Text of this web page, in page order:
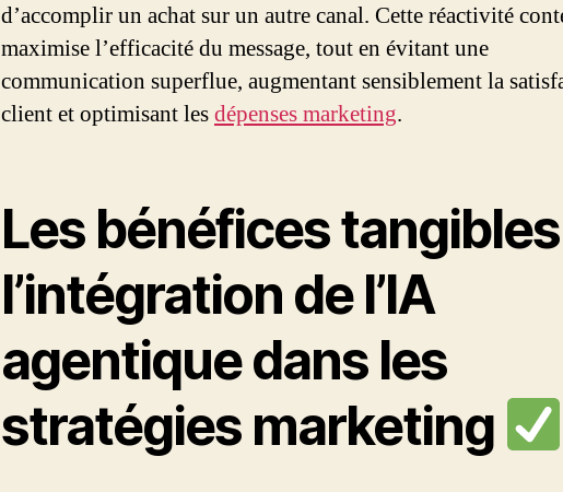
d’accomplir un achat sur un autre canal. Cette réactivité
maximise l’efficacité du message, tout en évitant une
communication superflue, augmentant sensiblement la
client et optimisant lesdépenses marketing.
Les bénéfices
l’intégration de l’IA
agentique dans les
stratégies marketing